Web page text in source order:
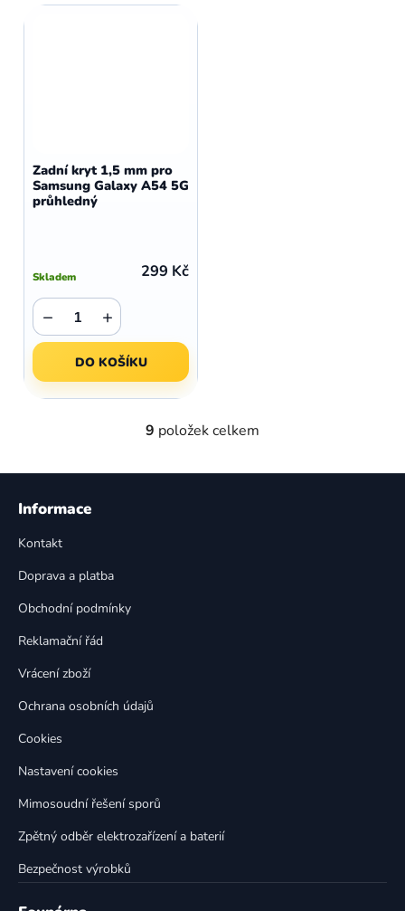
Zadní kryt 1,5 mm pro
Samsung Galaxy A54 5G
průhledný
Skladem 299 Kč
+
−
DO KOŠÍKU
O
l
9 položek celkem
Z
Informace
Kontakt
Doprava a platba
Obchodní podmínky
Reklamační řád
Vrácení zboží
Ochrana osobních údajů
Cookies
Nastavení cookies
Mimosoudní řešení sporů
Zpětný odběr elektrozařízení a baterií
Bezpečnost výrobků